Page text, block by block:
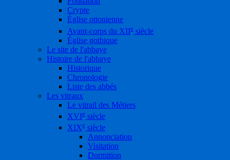
Crypte
Église ottonienne
Avant-corps du XIIe siècle
Église gothique
Le site de l'abbaye
Histoire de l'abbaye
Historique
Chronologie
Liste des abbés
Les vitraux
Le vitrail des Métiers
XVIe siècle
XIXe siècle
Annonciation
Visitation
Dormition